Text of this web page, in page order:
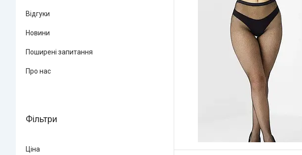
Відгуки
Новини
Поширені запитання
Про нас
Фільтри
Ціна